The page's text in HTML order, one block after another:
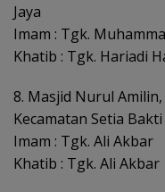
Jaya
Imam : Tgk.
Khatib : Tgk. Hariadi
8. Masjid Nurul
Kecamatan Setia Bakti
Imam : Tgk. Ali Akbar
Khatib : Tgk. Ali Akbar